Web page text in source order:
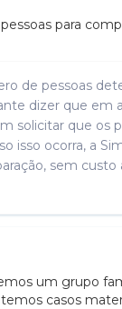
para
de pessoas
dizer que em
solicitar que os
isso ocorra, a
sem custo
um grupo
casos